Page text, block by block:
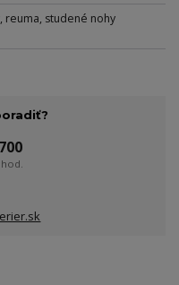
reuma, studené nohy